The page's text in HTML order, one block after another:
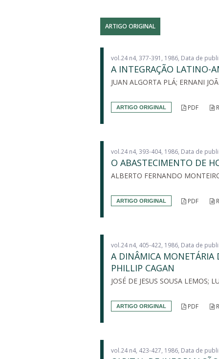
ARTIGO ORIGINAL
vol.24 n4, 377-391, 1986, Data de
A INTEGRAÇÃO LATINO-
JUAN ALGORTA PLÁ; ERNANI
ARTIGO ORIGINAL PDF
vol.24 n4, 393-404, 1986, Data de
O ABASTECIMENTO DE
ALBERTO FERNANDO
ARTIGO ORIGINAL PDF
vol.24 n4, 405-422, 1986, Data de
A DINÂMICA MONETÁRIA
PHILLIP CAGAN
JOSÉ DE JESUS SOUSA LEMOS;
ARTIGO ORIGINAL PDF
vol.24 n4, 423-427, 1986, Data de